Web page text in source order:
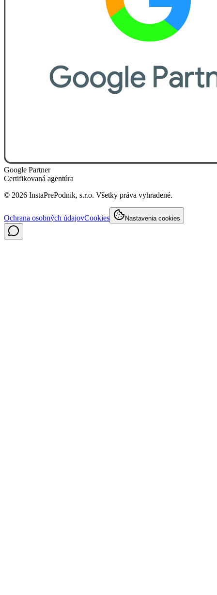
Google Partner
Certifikovaná agentúra
© 2026 InstaPrePodnik, s.r.o. Všetky práva vyhradené.
Ochrana osobných údajovCookies Nastavenia cookies